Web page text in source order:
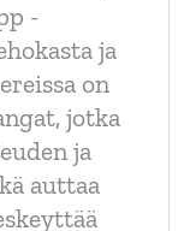
-
ja
on
jotka
ja
auttaa